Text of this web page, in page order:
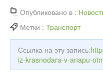
Опубликовано в :
Метки : Транспорт
Ссылка на эту запись:
iz-krasnodara-v-anapu-